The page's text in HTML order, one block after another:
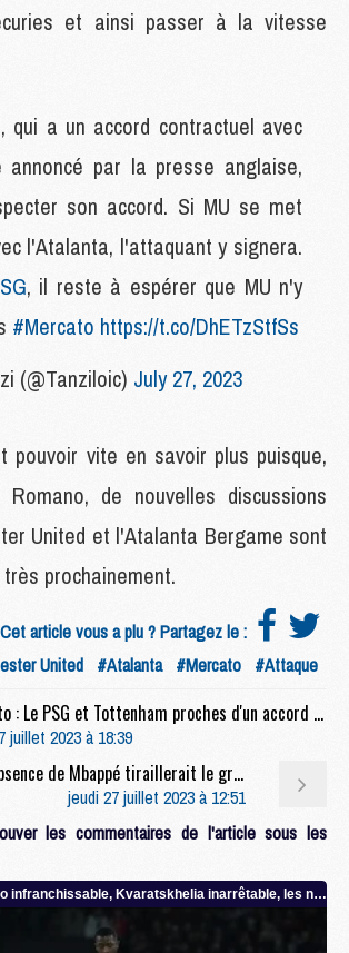
et ainsi passer à la vitesse
qui a un accord contractuel avec
annoncé par la presse anglaise,
son accord. Si MU se met
l'Atalanta, l'attaquant y signera.
, il reste à espérer que MU n'y
#Mercato https://t.co/DhETzStfSs
(@Tanziloic) July 27, 2023
pouvoir vite en savoir plus puisque,
Romano, de nouvelles discussions
United et l'Atalanta Bergame sont
prochainement.
Cet article vous a plu ? Partagez le :
United #Atalanta #Mercato #Attaque
Mercato : Le PSG et Tottenham proches d'un accord pour Kane, pas le joueur
juillet 2023 à 18:39
Club : Au Japon, l’absence de Mbappé tiraillerait le groupe du PSG
jeudi 27 juillet 2023 à 12:51
les commentaires de l'article sous les